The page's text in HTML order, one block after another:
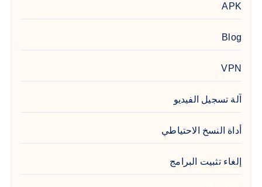
APK
Blog
VPN
آلة تسجيل الفيديو
أداة النسخ الاحتياطي
إلغاء تثبيت البرامج